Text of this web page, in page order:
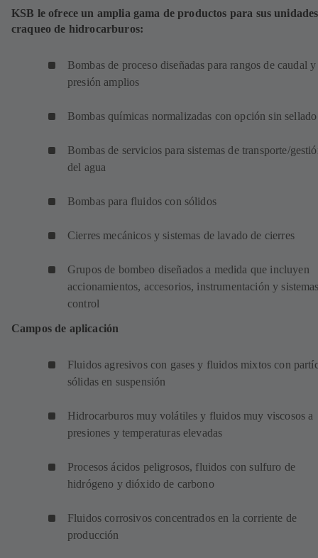
KSB le ofrece un amplia gama de productos para sus
craqueo de hidrocarburos:
Bombas de proceso diseñadas para rangos de caudal y
presión amplios
Bombas químicas normalizadas con opción sin sellado
Bombas de servicios para sistemas de transporte/
del agua
Bombas para fluidos con sólidos
Cierres mecánicos y sistemas de lavado de cierres
Grupos de bombeo diseñados a medida que incluyen
accionamientos, accesorios, instrumentación y
control
Campos de aplicación
Fluidos agresivos con gases y fluidos mixtos con
sólidas en suspensión
Hidrocarburos muy volátiles y fluidos muy viscosos a
presiones y temperaturas elevadas
Procesos ácidos peligrosos, fluidos con sulfuro de
hidrógeno y dióxido de carbono
Fluidos corrosivos concentrados en la corriente de
producción